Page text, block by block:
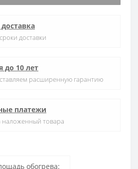
обогрева:
доставки
до 10 лет
расширенную гарантию
платежи
товара